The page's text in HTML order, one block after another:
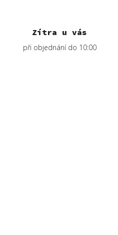
Zítra u vás
při objednání do 10:00